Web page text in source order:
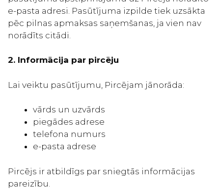
e-pasta adresi. Pasūtījuma izpilde tiek uzsākta
pēc pilnas apmaksas saņemšanas, ja vien nav
norādīts citādi.
2. Informācija par pircēju
Lai veiktu pasūtījumu, Pircējam jānorāda:
vārds un uzvārds
piegādes adrese
telefona numurs
e-pasta adrese
Pircējs ir atbildīgs par sniegtās informācijas
pareizību.